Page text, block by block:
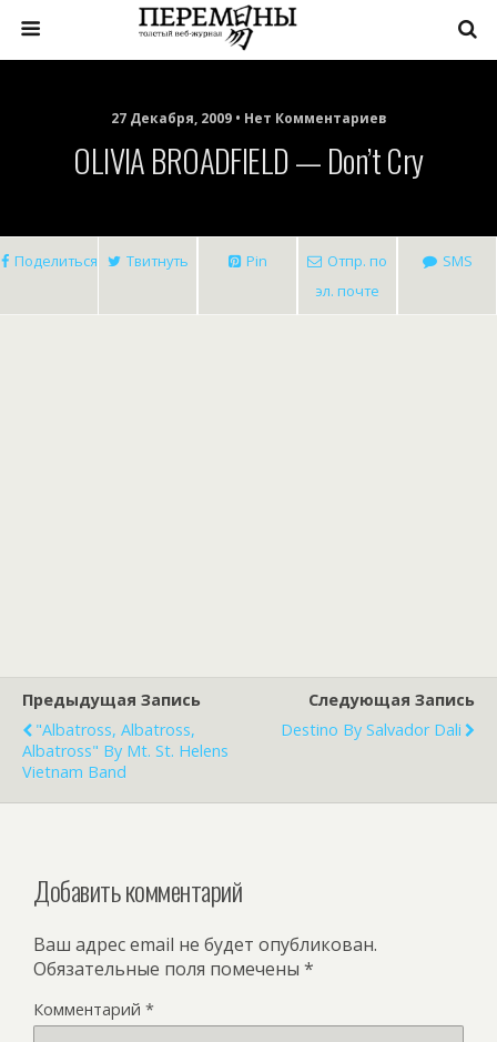
27 Декабря, 2009 • Нет Комментариев
OLIVIA BROADFIELD — Don’t Cry
Поделиться Твитнуть Pin
Отпр. по
эл. почте
SMS
Предыдущая Запись
"Albatross, Albatross,
Albatross" By Mt. St. Helens
Vietnam Band
Следующая Запись
Destino By Salvador Dali
Добавить комментарий
Ваш адрес email не будет опубликован.
Обязательные поля помечены *
Комментарий *